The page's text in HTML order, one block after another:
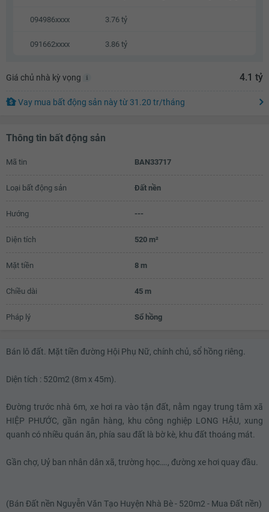
3.92 tỷ
4 tỷ
4.02 tỷ
4.04 tỷ
4.1 tỷ
4.16 tỷ
094986xxxx 3.76 tỷ
091662xxxx 3.86 tỷ
Giá chủ nhà kỳ vọng 4.1 tỷ
Vay mua bất động sản nàytừ 31.20 tr/tháng
Thông tin bất động sản
Mã tin BAN33717
Loại bất động sản Đất nền
Hướng ---
Diện tích 520 m²
Mặt tiền 8 m
Chiều dài 45 m
Pháp lý Sổ hồng
Bán lô đất. Mặt tiền đường Hội Phụ Nữ, chính chủ, sổ hồng riêng.
Diện tích : 520m2 (8m x 45m).
Đường trước nhà 6m, xe hơi ra vào tận đất, nằm ngay trung tâm xã
HIỆP PHƯỚC, gần ngân hàng, khu công nghiệp LONG HẬU, xung
quanh có nhiều quán ăn, phía sau đất là bờ kè, khu đất thoáng mát.
Gần chợ, Uỷ ban nhân dân xã, trường học…., đường xe hơi quay đầu.
(Bán Đất nền Nguyễn Văn Tạo Huyện Nhà Bè - 520m2 - Mua Đất nền)